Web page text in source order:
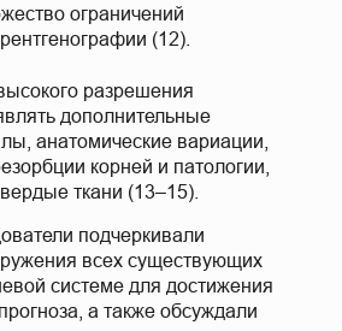
разрешения
дополнительные
анатомические вариации,
корней и патологии,
ткани (13–15).
ограничений
(12).
подчеркивали
всех существующих
системе для достижения
а также обсуждали